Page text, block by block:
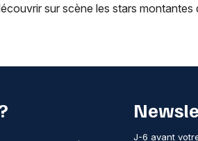
sur scène les stars
J-6 avant